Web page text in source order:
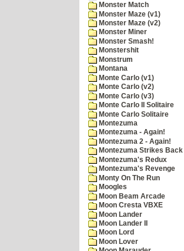
Monster Match
Monster Maze (v1)
Monster Maze (v2)
Monster Miner
Monster Smash!
Monstershit
Monstrum
Montana
Monte Carlo (v1)
Monte Carlo (v2)
Monte Carlo (v3)
Monte Carlo II Solitaire
Monte Carlo Solitaire
Montezuma
Montezuma - Again!
Montezuma 2 - Again!
Montezuma Strikes Back
Montezuma's Redux
Montezuma's Revenge
Monty On The Run
Moogles
Moon Beam Arcade
Moon Cresta VBXE
Moon Lander
Moon Lander II
Moon Lord
Moon Lover